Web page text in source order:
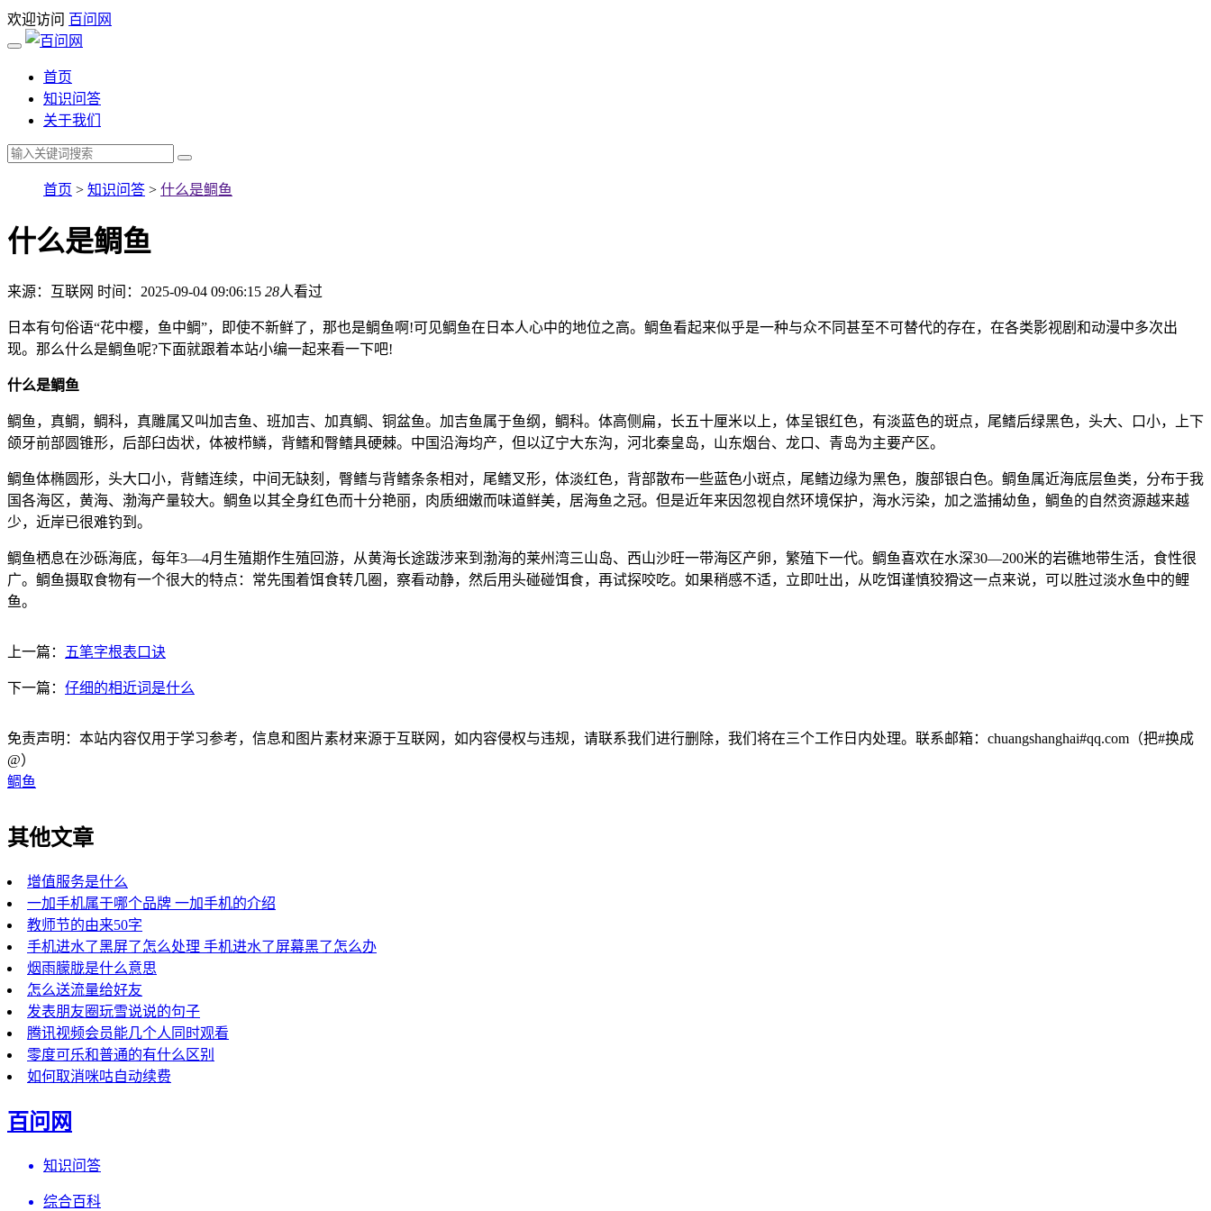
欢迎访问 百问网
首页
知识问答
关于我们
首页 > 知识问答 > 什么是鲷鱼
什么是鲷鱼
来源：互联网 时间：2025-09-04 09:06:15 28人看过
日本有句俗语“花中樱，鱼中鲷”，即使不新鲜了，那也是鲷鱼啊!可见鲷鱼在日本人心中的地位之高。鲷鱼看起来似乎是一种与众不同甚至不可替代的存在，在各类影视剧和动漫中多次出
现。那么什么是鲷鱼呢?下面就跟着本站小编一起来看一下吧!
什么是鲷鱼
鲷鱼，真鲷，鲷科，真雕属又叫加吉鱼、班加吉、加真鲷、铜盆鱼。加吉鱼属于鱼纲，鲷科。体高侧扁，长五十厘米以上，体呈银红色，有淡蓝色的斑点，尾鳍后绿黑色，头大、口小，上下
颌牙前部圆锥形，后部臼齿状，体被栉鳞，背鳍和臀鳍具硬棘。中国沿海均产，但以辽宁大东沟，河北秦皇岛，山东烟台、龙口、青岛为主要产区。
鲷鱼体椭圆形，头大口小，背鳍连续，中间无缺刻，臀鳍与背鳍条条相对，尾鳍叉形，体淡红色，背部散布一些蓝色小斑点，尾鳍边缘为黑色，腹部银白色。鲷鱼属近海底层鱼类，分布于我
国各海区，黄海、渤海产量较大。鲷鱼以其全身红色而十分艳丽，肉质细嫩而味道鲜美，居海鱼之冠。但是近年来因忽视自然环境保护，海水污染，加之滥捕幼鱼，鲷鱼的自然资源越来越
少，近岸已很难钓到。
鲷鱼栖息在沙砾海底，每年3—4月生殖期作生殖回游，从黄海长途跋涉来到渤海的莱州湾三山岛、西山沙旺一带海区产卵，繁殖下一代。鲷鱼喜欢在水深30—200米的岩礁地带生活，食性很
广。鲷鱼摄取食物有一个很大的特点：常先围着饵食转几圈，察看动静，然后用头碰碰饵食，再试探咬吃。如果稍感不适，立即吐出，从吃饵谨慎狡猾这一点来说，可以胜过淡水鱼中的鲤
鱼。
上一篇： 五笔字根表口诀
下一篇： 仔细的相近词是什么
免责声明：本站内容仅用于学习参考，信息和图片素材来源于互联网，如内容侵权与违规，请联系我们进行删除，我们将在三个工作日内处理。联系邮箱：chuangshanghai#qq.com（把#换成
@）
鲷鱼
其他文章
增值服务是什么
一加手机属于哪个品牌 一加手机的介绍
教师节的由来50字
手机进水了黑屏了怎么处理 手机进水了屏幕黑了怎么办
烟雨朦胧是什么意思
怎么送流量给好友
发表朋友圈玩雪说说的句子
腾讯视频会员能几个人同时观看
零度可乐和普通的有什么区别
如何取消咪咕自动续费
百问网
知识问答
综合百科